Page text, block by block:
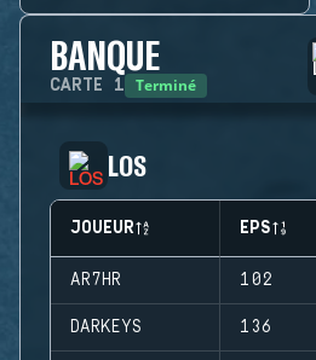
BANQUE
CARTE 1 Terminé
LOS
JOUEUR EPS
AR7HR 102
DARKEYS 136